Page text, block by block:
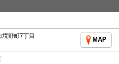
境野町7丁目
MAP